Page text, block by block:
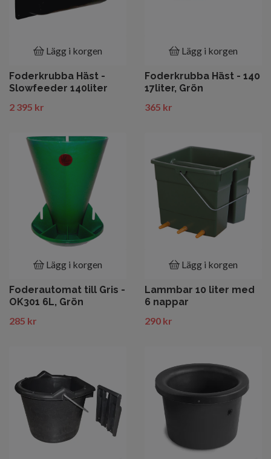
Lägg i korgen
Foderkrubba Häst -
Slowfeeder 140liter
2 395 kr
Lägg i korgen
Foderkrubba Häst - 140
17liter, Grön
365 kr
Lägg i korgen
Foderautomat till Gris -
OK301 6L, Grön
285 kr
Lägg i korgen
Lammbar 10 liter med
6 nappar
290 kr